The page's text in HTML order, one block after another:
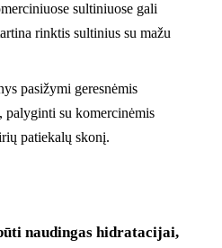
sultiniuose gali
rinktis sultinius su mažu
pasižymi geresnėmis
palyginti su komercinėmis
patiekalų skonį.
naudingas hidratacijai,